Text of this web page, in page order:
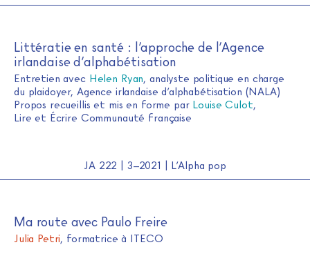
Littératie en santé : l’approche de l’Agence
irlandaise d’alphabétisation
Entretien avec Helen Ryan, analyste politique en charge
du plaidoyer, Agence irlandaise d’alphabétisation (NALA)
Propos recueillis et mis en forme par Louise Culot,
Lire et Écrire Communauté française
JA 222 | 3–2021 | L’Alpha pop
Ma route avec Paulo Freire
Julia Petri, formatrice à ITECO